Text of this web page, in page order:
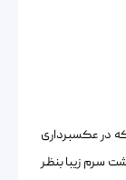
در عکسبرداری
سرم زیبا بنظر